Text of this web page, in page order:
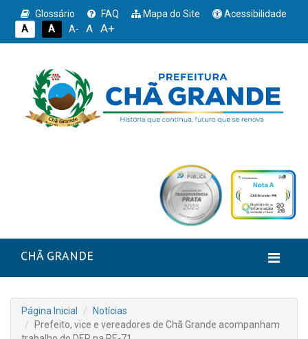
Glossário FAQ Mapa do Site
Acessibilidade
A
A A- A A+
CHÃ GRANDE
Página Inicial
Notícias
Prefeito, vice e vereadores de Chã Grande acompanham